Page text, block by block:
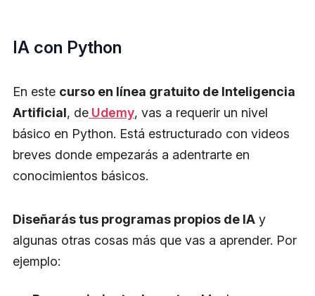
IA con Python
En este curso en línea gratuito de Inteligencia
Artificial, de Udemy, vas a requerir un nivel
básico en Python. Está estructurado con videos
breves donde empezarás a adentrarte en
conocimientos básicos.
Diseñarás tus programas propios de IA y
algunas otras cosas más que vas a aprender. Por
ejemplo: